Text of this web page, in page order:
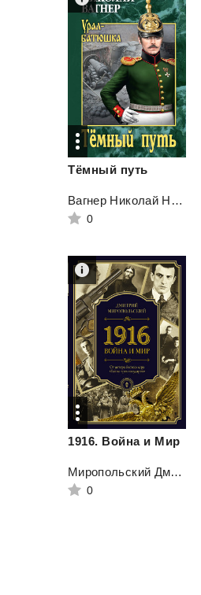
Тёмный путь
Вагнер Николай Николаевич
0
1916. Война и Мир
Миропольский Дмитрий
0